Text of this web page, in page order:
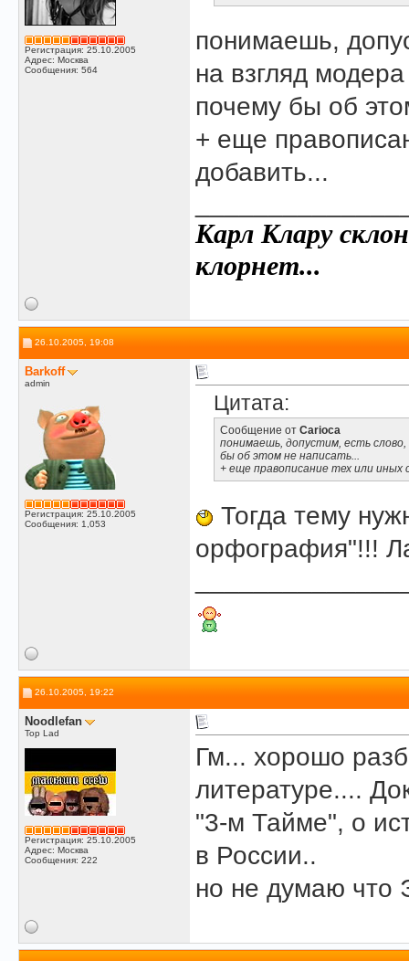
Регистрация: 25.10.2005
Адрес: Москва
Сообщения: 564
понимаешь,
на взгляд
почему бы об
+ еще
добавить...
Карл Клару
клорнет...
26.10.2005, 19:08
Barkoff
admin
Регистрация: 25.10.2005
Сообщения: 1,053
Цитата:
Сообщение от Carioca
понимаешь, допустим, есть
бы об этом не написать...
+ еще правописание тех или иных
Тогда тему
орфография"!!!
26.10.2005, 19:22
Noodlefan
Top Lad
Регистрация: 25.10.2005
Адрес: Москва
Сообщения: 222
Гм... хорошо
литературе....
"3-м Тайме", о
в России..
но не думаю что